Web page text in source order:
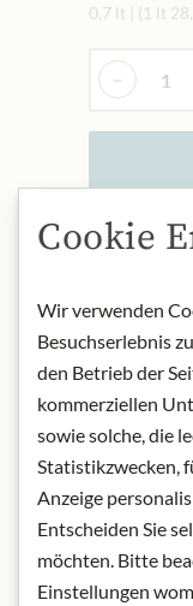
0.7 lt
(1 lt
Menge
-
Kontakt:
* Wir
Cookie
Wir verwenden
Besuchserlebnis
den Betrieb der
kommerziellen
sowie solche, die
Statistikzwecken,
Anzeige
Entscheiden Sie
möchten. Bitte
Einstellungen